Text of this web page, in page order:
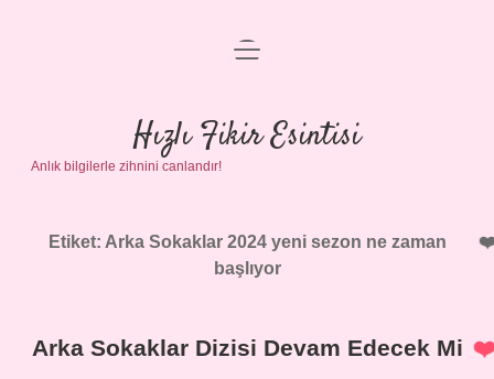
Anasayfa
Gizlilik Politikası
Yasal Uyarı
menüyü
Hızlı Fikir Esintisi
Anlık bilgilerle zihnini canlandır!
Etiket: Arka Sokaklar 2024 yeni sezon ne zaman
başlıyor
Arka Sokaklar Dizisi Devam Edecek Mi